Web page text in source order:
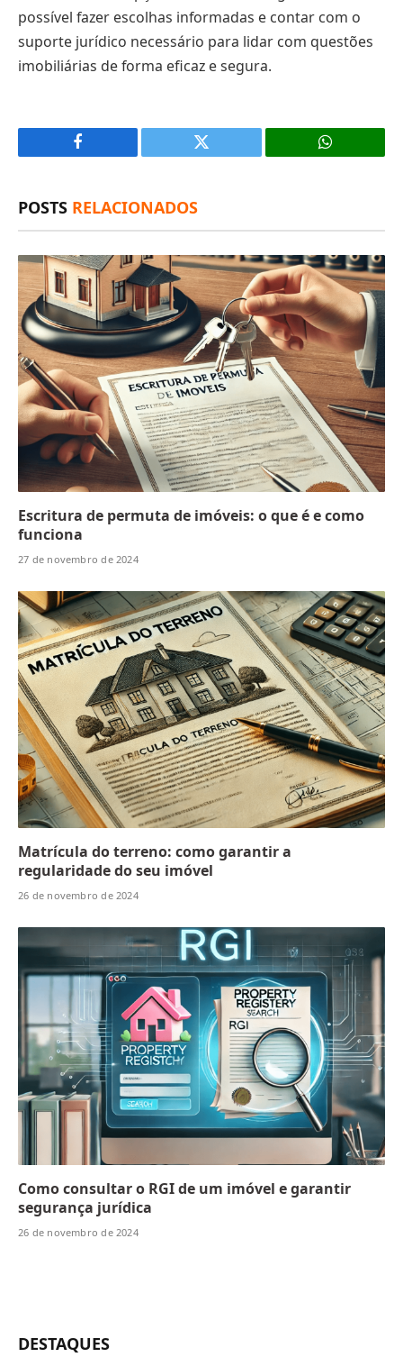
possível fazer escolhas informadas e contar com o
suporte jurídico necessário para lidar com questões
imobiliárias de forma eficaz e segura.
Facebook
X
POSTS RELACIONADOS
Escritura de permuta de imóveis: o que é e como
funciona
27 de novembro de 2024
Matrícula do terreno: como garantir a
regularidade do seu imóvel
26 de novembro de 2024
Como consultar o RGI de um imóvel e garantir
segurança jurídica
26 de novembro de 2024
DESTAQUES